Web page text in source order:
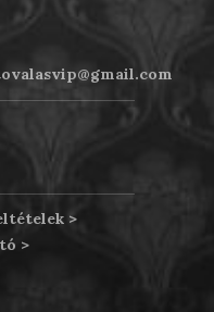
>
>